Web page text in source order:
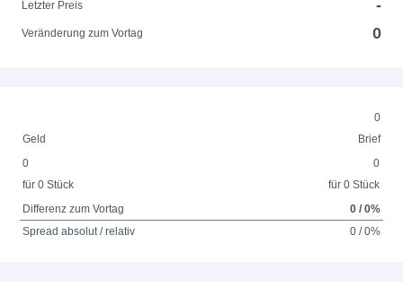
Letzter Preis
-
Veränderung zum Vortag 0
0
Geld
Brief
0
für 0 Stück
0
für 0 Stück
Differenz zum Vortag
0 / 0%
Spread absolut / relativ
0 / 0%